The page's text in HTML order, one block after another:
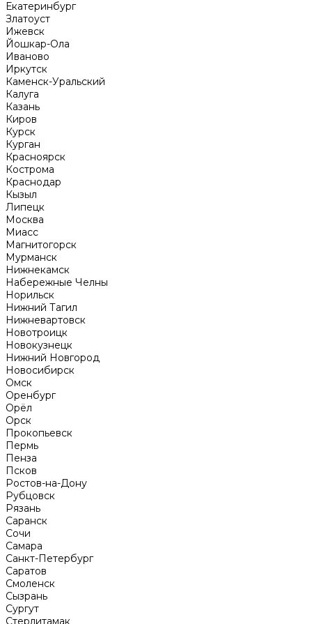
Екатеринбург
Златоуст
Ижевск
Йошкар-Ола
Иваново
Иркутск
Каменск-Уральский
Калуга
Казань
Киров
Курск
Курган
Красноярск
Кострома
Краснодар
Кызыл
Липецк
Москва
Миасс
Магнитогорск
Мурманск
Нижнекамск
Набережные Челны
Норильск
Нижний Тагил
Нижневартовск
Новотроицк
Новокузнецк
Нижний Новгород
Новосибирск
Омск
Оренбург
Орёл
Орск
Прокопьевск
Пермь
Пенза
Псков
Ростов-на-Дону
Рубцовск
Рязань
Саранск
Сочи
Самара
Санкт-Петербург
Саратов
Смоленск
Сызрань
Сургут
Стерлитамак